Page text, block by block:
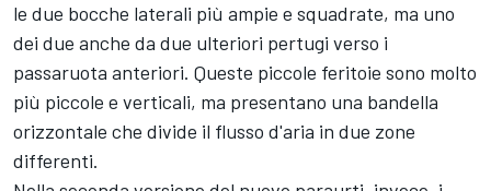
le due bocche laterali più ampie e squadrate, ma uno
dei due anche da due ulteriori pertugi verso i
passaruota anteriori. Queste piccole feritoie sono molto
più piccole e verticali, ma presentano una bandella
orizzontale che divide il flusso d'aria in due zone
differenti.